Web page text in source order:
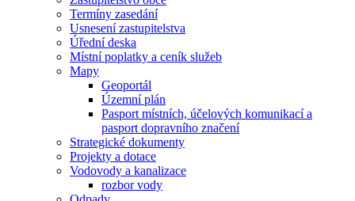
Termíny zasedání
Usnesení zastupitelstva
Úřední deska
Místní poplatky a ceník služeb
Mapy
Geoportál
Územní plán
Pasport místních, účelových komunikací a
pasport dopravního značení
Strategické dokumenty
Projekty a dotace
Vodovody a kanalizace
rozbor vody